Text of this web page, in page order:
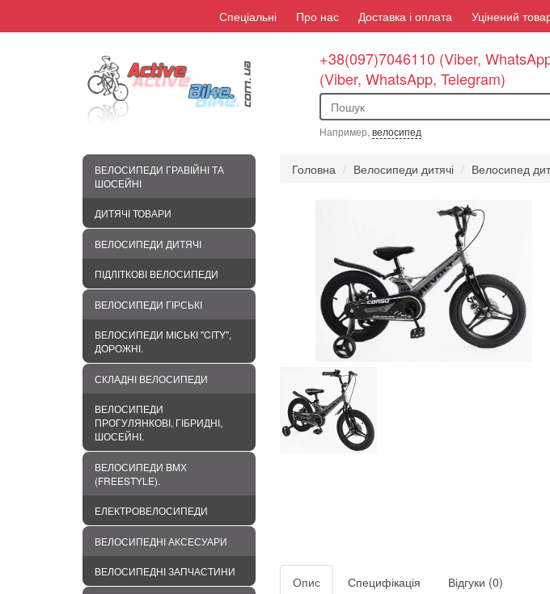
Спеціальні Про нас Доставка і оплата Уцінений
+38(097)7046110 (Viber,
(Viber, WhatsApp, Telegram)
Например, велосипед
ВЕЛОСИПЕДИ ГРАВІЙНІ ТА
ШОСЕЙНІ
ДИТЯЧІ ТОВАРИ
ВЕЛОСИПЕДИ ДИТЯЧІ
ПІДЛІТКОВІ ВЕЛОСИПЕДИ
ВЕЛОСИПЕДИ ГІРСЬКІ
ВЕЛОСИПЕДИ МІСЬКІ "CITY",
ДОРОЖНІ.
СКЛАДНІ ВЕЛОСИПЕДИ
ВЕЛОСИПЕДИ
ПРОГУЛЯНКОВІ, ГІБРИДНІ,
ШОСЕЙНІ.
ВЕЛОСИПЕДИ BMХ
(FREESTYLE).
ЕЛЕКТРОВЕЛОСИПЕДИ
ВЕЛОСИПЕДНІ АКСЕСУАРИ
ВЕЛОСИПЕДНІ ЗАПЧАСТИНИ
Головна Велосипеди дитячі Велосипед
Опис Специфікація Відгуки (0)